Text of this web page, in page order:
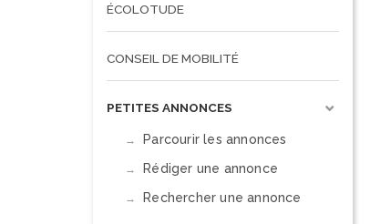
ÉCOLOTUDE
CONSEIL DE MOBILITÉ
PETITES ANNONCES
Parcourir les annonces
Rédiger une annonce
Rechercher une annonce